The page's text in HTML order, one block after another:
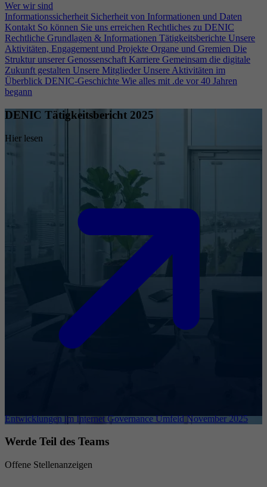
Wer wir sind
Informationssicherheit Sicherheit von Informationen und Daten
Kontakt So können Sie uns erreichen Rechtliches zu DENIC
Rechtliche Grundlagen & Informationen Tätigkeitsberichte Unsere
Aktivitäten, Engagement und Projekte Organe und Gremien Die
Struktur unserer Genossenschaft Karriere Gemeinsam die digitale
Zukunft gestalten Unsere Mitglieder Unsere Aktivitäten im
Überblick DENIC-Geschichte Wie alles mit .de vor 40 Jahren
begann
DENIC Tätigkeitsbericht 2025
Hier lesen
Entwicklungen im Internet Governance Umfeld November 2025
Werde Teil des Teams
Offene Stellenanzeigen